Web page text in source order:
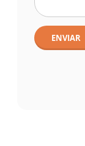
ENVIAR